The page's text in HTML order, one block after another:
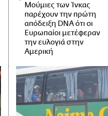
Μούμιες των Ίνκας
παρέχουν την πρώτη
απόδειξη DNA ότι οι
Ευρωπαίοι μετέφεραν
την ευλογιά στην
Αμερική